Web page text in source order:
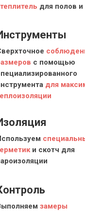
для полов и
с помощью
для
и скотч для
замеры